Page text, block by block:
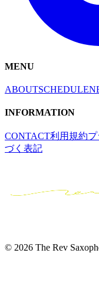
MENU
ABOUTSCHEDULE
INFORMATION
CONTACT利用規約
づく表記
© 2026 The Rev